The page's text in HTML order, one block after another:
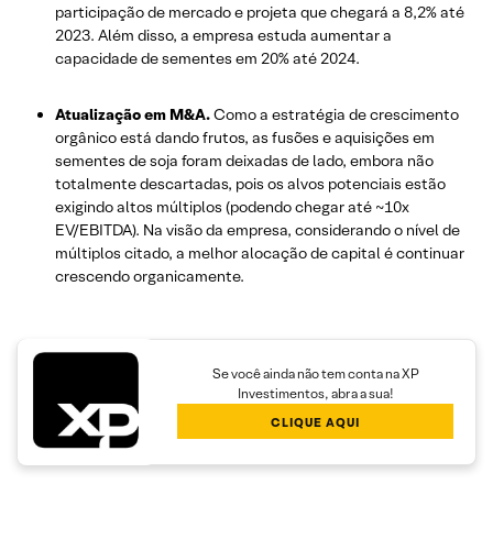
participação de mercado e projeta que chegará a 8,2% até
2023. Além disso, a empresa estuda aumentar a
capacidade de sementes em 20% até 2024.
Atualização em M&A.Como a estratégia de crescimento
orgânico está dando frutos, as fusões e aquisições em
sementes de soja foram deixadas de lado, embora não
totalmente descartadas, pois os alvos potenciais estão
exigindo altos múltiplos (podendo chegar até ~10x
EV/EBITDA). Na visão da empresa, considerando o nível de
múltiplos citado, a melhor alocação de capital é continuar
crescendo organicamente.
Se você ainda não tem conta na XP
Investimentos, abra a sua!
CLIQUE AQUI